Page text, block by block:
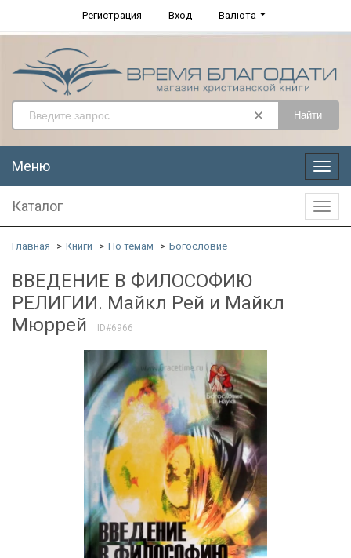
Регистрация Вход Валюта
Найти
Меню
Меню
Каталог
Главная Книги По темам Богословие
ВВЕДЕНИЕ В ФИЛОСОФИЮ
РЕЛИГИИ. Майкл Рей и Майкл
Мюррей
ID#6966